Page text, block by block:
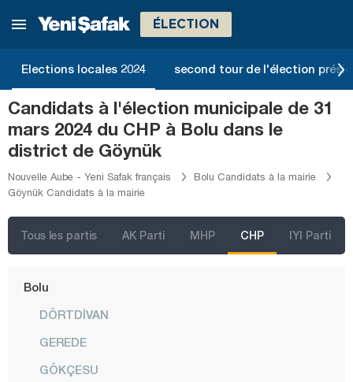
ÉLECTION
Elections locales 2024 second tour de l'élection
Candidats à l'élection municipale de 31
mars 2024 du CHP à Bolu dans le
district de Göynük
Nouvelle Aube - Yeni Safak français
Bolu Candidats à la mairie
Göynük Candidats à la mairie
Tous les partis AK Parti MHP CHP IYI Parti
Artvin
Balıkesir
Bartın
Batman
Bayburt
Bilecik
Bitlis
Bolu
DÖRTDİVAN
GEREDE
GÖKÇESU